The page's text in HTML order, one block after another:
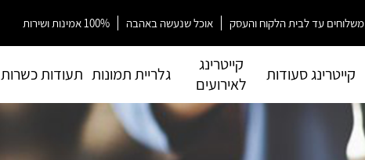
משלוחים עד לבית הלקוח והעסק אוכל שנעשה באהבה 100% אמינות ושירות
קייטרינג סעודות
קייטרינג
לאירועים
גלריית תמונות תעודות כשרות